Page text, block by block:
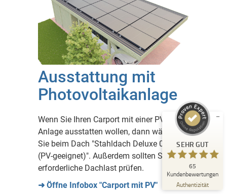
Ausstattung mit
Photovoltaikanlage
Wenn Sie Ihren Carport mit einer PV-
Anlage ausstatten wollen, dann wählen
Sie beim Dach "Stahldach Deluxe 0,75mm
(PV-geeignet)". Außerdem sollten Sie die
erforderliche Dachlast prüfen.
➜ Öffne Infobox "Carport mit PV"
SEHR GUT
65
Kundenbewertungen
Authentizität
Kundenbewertungen und Erfahrungen zu
Deutsche Carportfabrik GmbH & Co. KG
Empfehlungen auf
ProvenExpert.com
SEHR GUT
14
Bewertungen auf
ProvenExpert.com
51
Bewertungen von
1
anderen Quelle
Blick aufs ProvenExpert-Profil werfen
12.07.2026